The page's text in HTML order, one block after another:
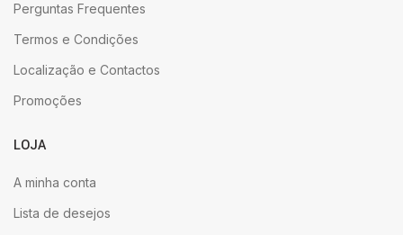
Perguntas Frequentes
Termos e Condições
Localização e Contactos
Promoções
LOJA
A minha conta
Lista de desejos